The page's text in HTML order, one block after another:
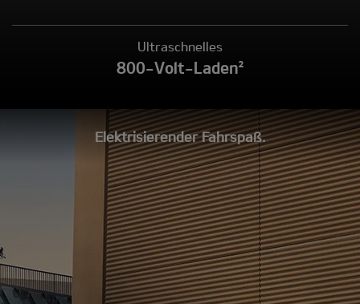
Ultraschnelles
800-Volt-Laden²
Elektrisierender Fahrspaß.